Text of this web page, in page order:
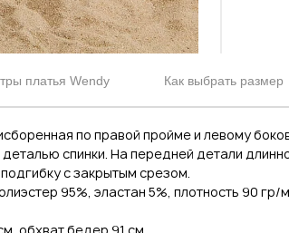
платья Wendy Как выбрать размер
по правой пройме и левому
спинки. На передней детали
с закрытым срезом.
95%, эластан 5%, плотность 90 гр/
обхват бедер 91 см.